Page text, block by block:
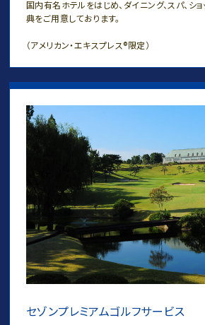
国内有名ホテルをはじめ、ダイニング、スパ、シ
典をご用意しております。
（アメリカン・エキスプレス®限定）
セゾンプレミアムゴルフサービス